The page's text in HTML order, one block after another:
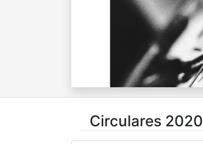
Circulares 2020